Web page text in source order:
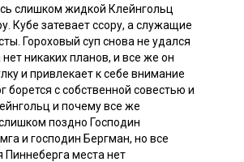
слишком жидкой Клейнгольц
Кубе затевает ссору, а служащие
Гороховый суп снова не удался
никаких планов, и все же он
и привлекает к себе внимание
борется с собственной совестью и
и почему все же
поздно Господин
и господин Бергман, но все
Пиннеберга места нет